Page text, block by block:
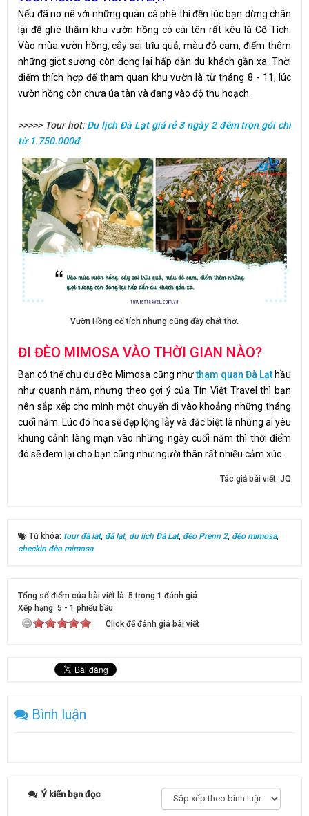
Nếu đã no nê với những quán cà phê thì đến lúc bạn dừng chân
lại để ghé thăm khu vườn hồng có cái tên rất kêu là Cổ Tích.
Vào mùa vườn hồng, cây sai trĩu quả, màu đỏ cam, điểm thêm
những giọt sương còn đọng lại hấp dẫn du khách gần xa. Thời
điểm thích hợp để tham quan khu vườn là từ tháng 8 - 11, lúc
vườn hồng còn chưa úa tàn và đang vào độ thu hoạch.
>>>>> Tour hot:Du lịch Đà Lạt giá rẻ 3 ngày 2 đêm trọn gói chỉ
từ 1.750.000đ
Vườn Hồng cổ tích nhưng cũng đầy chất thơ.
ĐI ĐÈO MIMOSA VÀO THỜI GIAN NÀO?
Bạn có thể chu du đèo Mimosa cũng nhưtham quan Đà Lạthầu
như quanh năm, nhưng theo gợi ý của Tín Việt Travel thì bạn
nên sắp xếp cho mình một chuyến đi vào khoảng những tháng
cuối năm. Lúc đó hoa sẽ đẹp lộng lẫy và đặc biệt là những ai yêu
khung cảnh lãng mạn vào những ngày cuối năm thì thời điểm
đó sẽ đem lại cho bạn cũng như người thân rất nhiều cảm xúc.
Tác giả bài viết: JQ
Từ khóa: tour đà lạt, đà lạt, du lịch Đà Lạt, đèo Prenn 2, đèo mimosa,
checkin đèo mimosa
Tổng số điểm của bài viết là: 5 trong 1 đánh giá
Xếp hạng: 5 - 1 phiếu bầu
Click để đánh giá bài viết
Bình luận
Ý kiến bạn đọc